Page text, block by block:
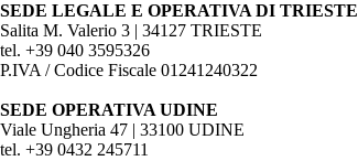
SEDE LEGALE E OPERATIVA DI TRIESTE
Salita M. Valerio 3 | 34127 TRIESTE
tel. +39 040 3595326
P.IVA / Codice Fiscale 01241240322
SEDE OPERATIVA UDINE
Viale Ungheria 47 | 33100 UDINE
tel. +39 0432 245711